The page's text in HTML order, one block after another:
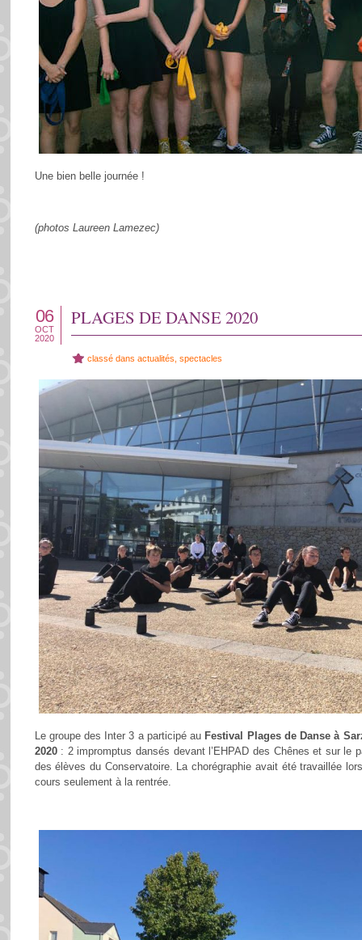
Une bien belle journée !
(photos Laureen Lamezec)
PLAGES DE DANSE 2020
06
OCT
2020
classé dans actualités spectacles
Le groupe des Inter 3 a participé au Festival Plages de Danse à
2020: 2 impromptus dansés devant l’EHPAD des Chênes et sur le
des élèves du Conservatoire. La chorégraphie avait été travaillée
cours seulement à la rentrée.